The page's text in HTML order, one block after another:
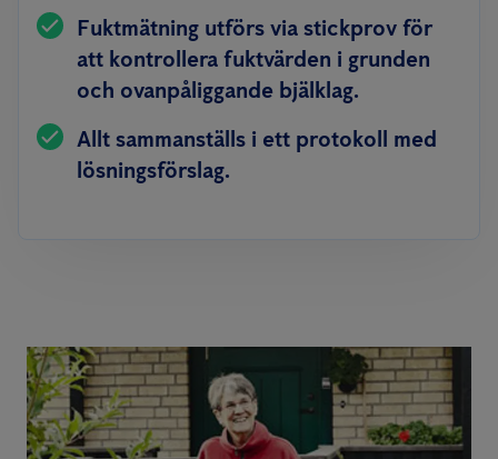
Fuktmätning utförs via stickprov för
att kontrollera fuktvärden i grunden
och ovanpåliggande bjälklag.
Allt sammanställs i ett protokoll med
lösningsförslag.